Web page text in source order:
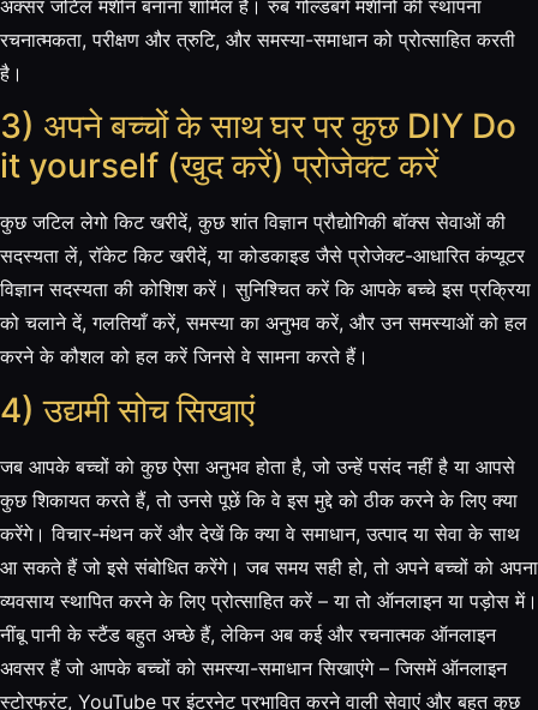
अक्सर जटिल मशीन बनाना शामिल है। रुब गोल्डबर्ग मशीनों की स्थापना
रचनात्मकता, परीक्षण और त्रुटि, और समस्या-समाधान को प्रोत्साहित करती
है।
3) अपने बच्चों के साथ घर पर कुछ DIY Do
it yourself (खुद करें) प्रोजेक्ट करें
कुछ जटिल लेगो किट खरीदें, कुछ शांत विज्ञान प्रौद्योगिकी बॉक्स सेवाओं की
सदस्यता लें, रॉकेट किट खरीदें, या कोडकाइड जैसे प्रोजेक्ट-आधारित कंप्यूटर
विज्ञान सदस्यता की कोशिश करें। सुनिश्चित करें कि आपके बच्चे इस प्रक्रिया
को चलाने दें, गलतियाँ करें, समस्या का अनुभव करें, और उन समस्याओं को हल
करने के कौशल को हल करें जिनसे वे सामना करते हैं।
4) उद्यमी सोच सिखाएं
जब आपके बच्चों को कुछ ऐसा अनुभव होता है, जो उन्हें पसंद नहीं है या आपसे
कुछ शिकायत करते हैं, तो उनसे पूछें कि वे इस मुद्दे को ठीक करने के लिए क्या
करेंगे। विचार-मंथन करें और देखें कि क्या वे समाधान, उत्पाद या सेवा के साथ
आ सकते हैं जो इसे संबोधित करेंगे। जब समय सही हो, तो अपने बच्चों को अपना
व्यवसाय स्थापित करने के लिए प्रोत्साहित करें – या तो ऑनलाइन या पड़ोस में।
नींबू पानी के स्टैंड बहुत अच्छे हैं, लेकिन अब कई और रचनात्मक ऑनलाइन
अवसर हैं जो आपके बच्चों को समस्या-समाधान सिखाएंगे – जिसमें ऑनलाइन
स्टोरफ्रंट, YouTube पर इंटरनेट प्रभावित करने वाली सेवाएं और बहुत कुछ